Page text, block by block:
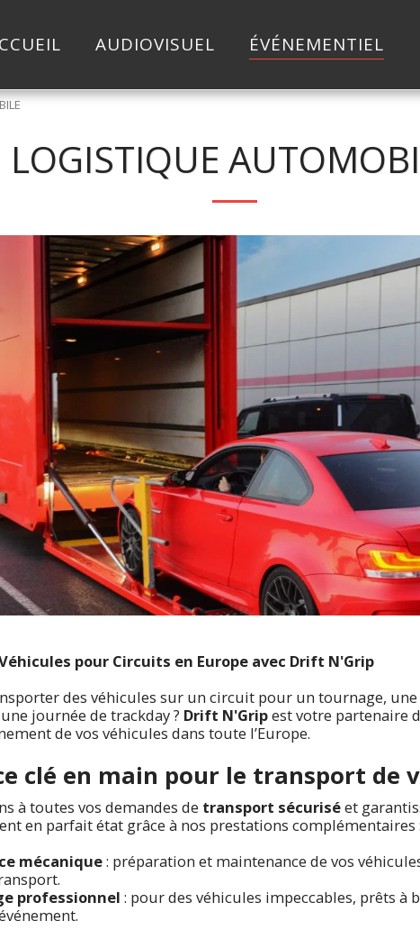
AUDIOVISUEL ÉVÉNEMENTIEL
LOGISTIQUE
pour Circuits en Europe avec Drift N'Grip
des véhicules sur un circuit pour un tournage,
journée de trackday ? Drift N'Gripest votre partenaire
de vos véhicules dans toute l’Europe.
clé en main pour le transport de
à toutes vos demandes de transport sécuriséet
en parfait état grâce à nos prestations complémentaires :
mécanique: préparation et maintenance de vos
professionnel : pour des véhicules impeccables, prêts à